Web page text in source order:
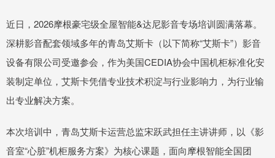
近日，2026摩根豪宅级全屋智能&达尼影音专场培训圆满落幕。
深耕影音配套领域多年的青岛艾斯卡（以下简称“艾斯卡”）影音
设备有限公司受邀参会，作为美国CEDIA协会中国机柜标准化安
装制定单位，艾斯卡凭借专业技术积淀与行业影响力，为行业输
出专业解决方案。
本次培训中，青岛艾斯卡运营总监宋跃武担任主讲讲师，以《影
音室“心脏”机柜服务方案》为核心课题，面向摩根智能全国团